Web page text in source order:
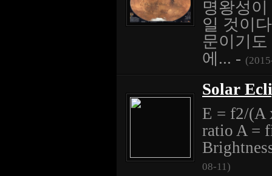
명왕성
일 것이
문이기
에... -
Solar
E = f2/(A
ratio A =
08-11)